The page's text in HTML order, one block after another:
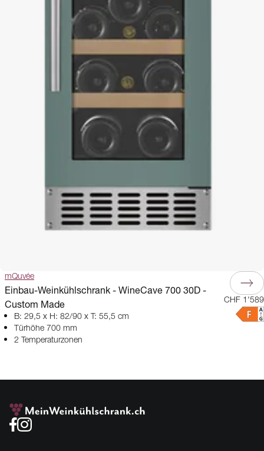
mQuvée
Einbau-Weinkühlschrank - WineCave 700 30D -
Custom Made
B: 29,5 x H: 82/90 x T: 55,5 cm
Türhöhe 700 mm
2 Temperaturzonen
CHF 1'589